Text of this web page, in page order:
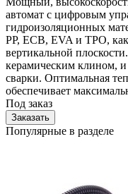
автомат с цифровым
гидроизоляционных
PP, ECB, EVA и TPO,
вертикальной
керамическим клином,
сварки. Оптимальная
обеспечивает
Под заказ
Заказать
Популярные в разделе